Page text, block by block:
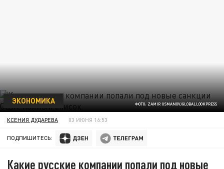
ФОТО: ZAMIR USMANOV/GLOBALLOOKPRESS
ЭКОНОМИКА
КСЕНИЯ ДУДАРЕВА 03 ИЮНЯ 16:53
ПОДПИШИТЕСЬ:
Какие русские компании попали под новые